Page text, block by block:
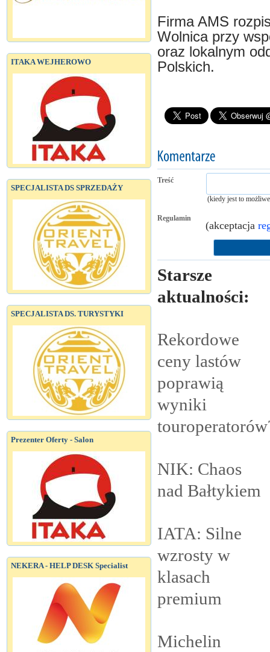
ITAKA WEJHEROWO
SPECJALISTA DS SPRZEDAŻY
SPECJALISTA DS. TURYSTYKI
Prezenter Oferty - Salon
NEKERA - HELP DESK Specialist
Firma AMS
Wolnica przy
oraz lokalnym
Polskich.
Treść
(kiedy jest to
Regulamin
(akceptacja
Starsze
aktualności:
Rekordowe
ceny lastów
poprawią
wyniki
NIK: Chaos
nad Bałtykiem
IATA: Silne
wzrosty w
klasach
premium
Michelin